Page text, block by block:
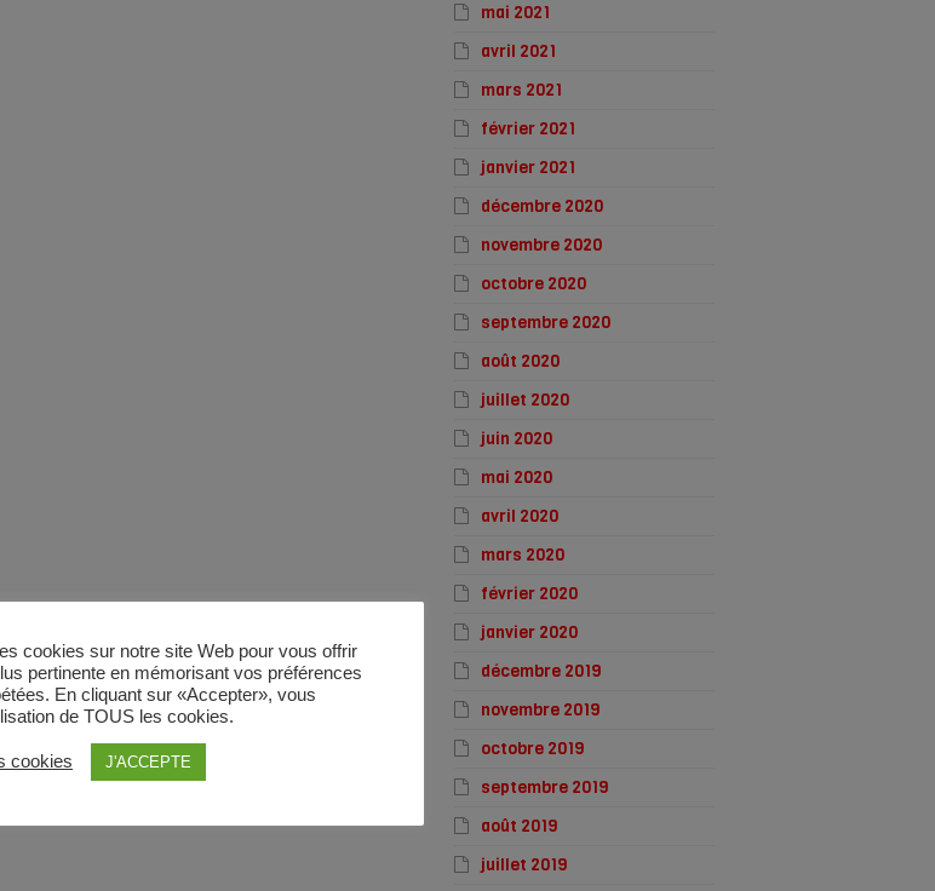
mai 2021
avril 2021
mars 2021
février 2021
janvier 2021
décembre 2020
novembre 2020
octobre 2020
septembre 2020
août 2020
juillet 2020
juin 2020
mai 2020
avril 2020
mars 2020
février 2020
janvier 2020
décembre 2019
novembre 2019
octobre 2019
septembre 2019
août 2019
juillet 2019
cookies sur notre site Web pour vous offrir
pertinente en mémorisant vos préférences
En cliquant sur «Accepter», vous
de TOUS les cookies.
cookies J'ACCEPTE